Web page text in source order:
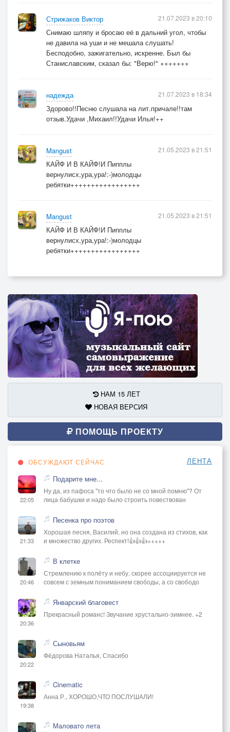
Стрижаков Виктор
Снимаю шляпу и бросаю её в дальний угол, чтобы
не давила на уши и не мешала слушать!
Бесподобно, зажигательно, искренне. Был бы
Станиславским, сказал бы: "Верю!" +++++++
21.07.2023 в 20:10
надежда
Здорово!!Песню слушала на лит.причале!!там
отзыв.Удачи ,Михаил!!Удачи Илья!++
21.07.2023 в 18:34
Mangust
КАЙФ И В КАЙФ!И Пипплы
вернулисх,ура,ура!:-)молодцы
ребятки+++++++++++++++++
21.05.2023 в 21:51
Mangust
КАЙФ И В КАЙФ!И Пипплы
вернулисх,ура,ура!:-)молодцы
ребятки+++++++++++++++++
21.05.2023 в 21:51
НАМ 15 ЛЕТ
НОВАЯ ВЕРСИЯ
ПОМОЩЬ ПРОЕКТУ
ОБСУЖДАЮТ СЕЙЧАС ЛЕНТА
22:05
Подарите мне...
Ну да, из пафоса "то что было не со мной помню"? От
лица бабушки и надо было строить повествован
21:33
Песенка про поэтов
Хорошая песня, Василий, но она создана из стихов, как
и множество других. Респект!👍👍👍+++++
20:46
В клетке
Стремлению к полёту и небу, скорее ассоциируется не
совсем с земным пониманием свободы, а со свободо
20:36
Январский благовест
Прекрасный романс! Звучание хрустально-зимнее. +2
20:22
Сыновьям
Фёдорова Наталья, Спасибо
19:38
Cinematic
Анна Р., ХОРОШО,ЧТО ПОСЛУШАЛИ!
Маловато лета